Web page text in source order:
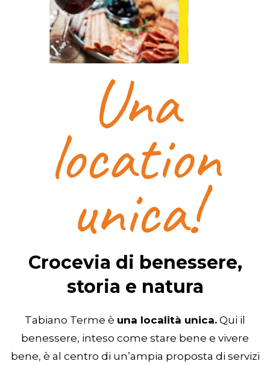
Una
location
unica!
Crocevia di benessere,
storia e natura
Tabiano Terme è una località unica. Qui il
benessere, inteso come stare bene e vivere
bene, è al centro di un’ampia proposta di servizi